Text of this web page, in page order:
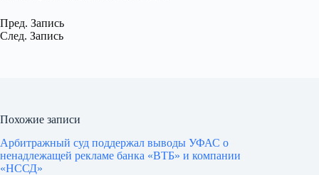
Пред. Запись
След. Запись
Похожие записи
Арбитражный суд поддержал выводы УФАС о
ненадлежащей рекламе банка «ВТБ» и компании
«НССД»